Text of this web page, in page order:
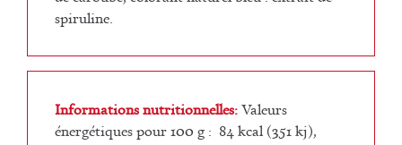
spiruline.
Informations nutritionnelles:Valeurs
énergétiques pour 100 g : 84 kcal (351 kj),